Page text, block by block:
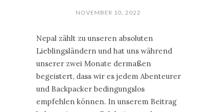
NOVEMBER 10, 2022
Nepal zählt zu unseren absoluten
Lieblingsländern und hat uns während
unserer zwei Monate dermaßen
begeistert, dass wir es jedem Abenteurer
und Backpacker bedingungslos
empfehlen können. In unserem Beitrag